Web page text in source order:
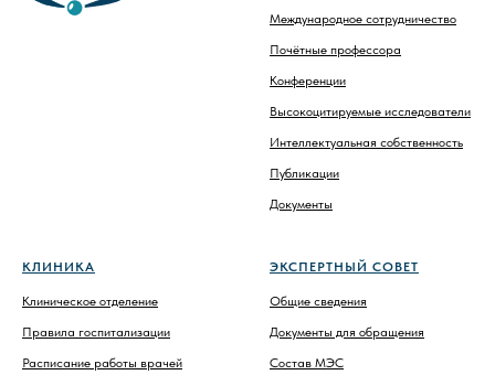
Международное сотрудничество
Почётные профессора
Конференции
Высокоцитируемые исследователи
Интеллектуальная собственность
Публикации
Документы
КЛИНИКА
Клиническое отделение
Правила госпитализации
Расписание работы врачей
ЭКСПЕРТНЫЙ СОВЕТ
Общие сведения
Документы для обращения
Состав МЭС